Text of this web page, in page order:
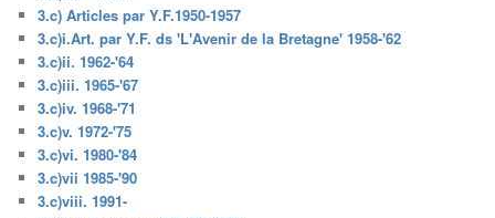
3.c) Articles par Y.F.1950-1957
3.c)i.Art. par Y.F. ds 'L'Avenir de la Bretagne' 1958-'62
3.c)ii. 1962-'64
3.c)iii. 1965-'67
3.c)iv. 1968-'71
3.c)v. 1972-'75
3.c)vi. 1980-'84
3.c)vii 1985-'90
3.c)viii. 1991-